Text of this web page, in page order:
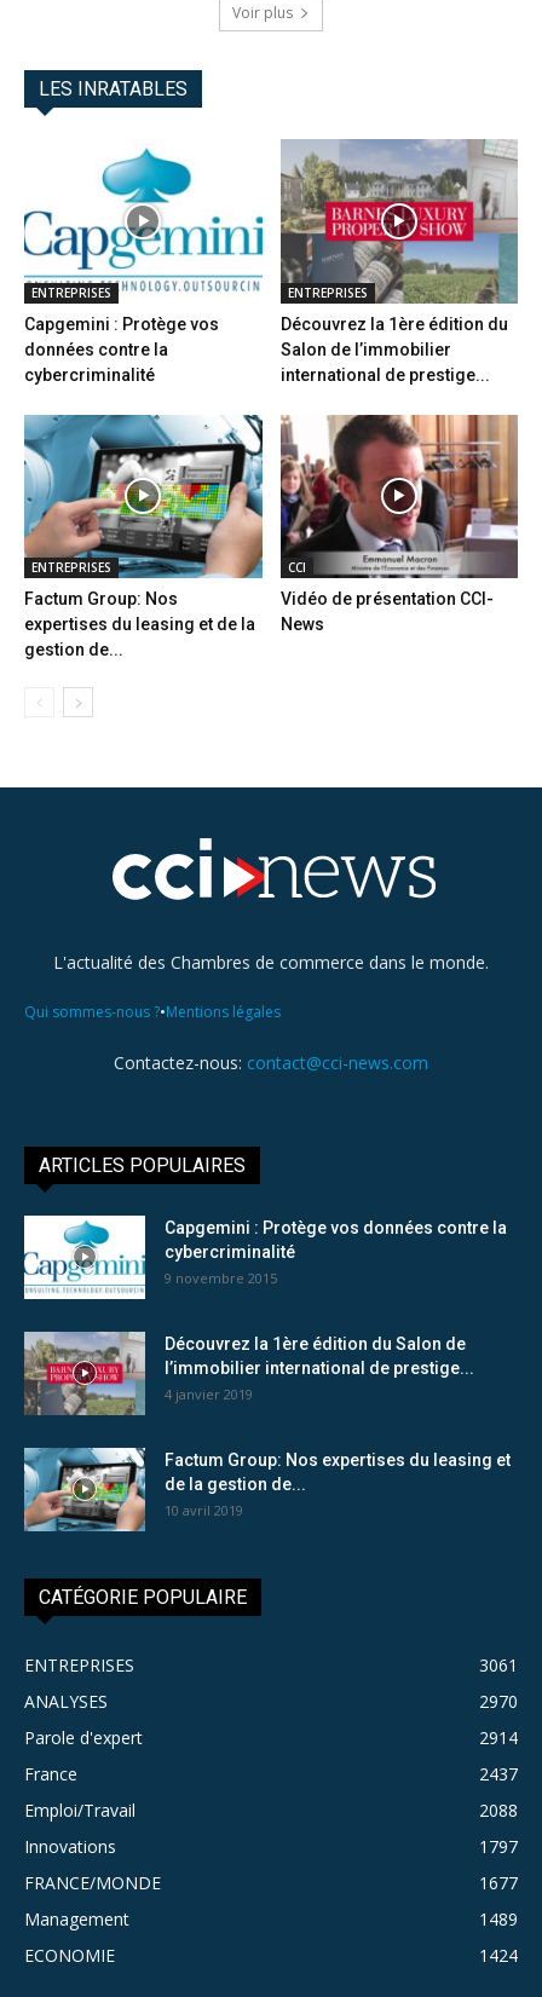
Voir plus
LES INRATABLES
ENTREPRISES
Capgemini : Protège vos
données contre la
cybercriminalité
ENTREPRISES
Découvrez la 1ère édition du
Salon de l’immobilier
international de prestige...
ENTREPRISES
Factum Group: Nos
expertises du leasing et de la
gestion de...
CCI
Vidéo de présentation CCI-
News
L'actualité des Chambres de commerce dans le monde.
Qui sommes-nous ?•Mentions légales
Contactez-nous: contact@cci-news.com
ARTICLES POPULAIRES
Capgemini : Protège vos données contre la
cybercriminalité
9 novembre 2015
Découvrez la 1ère édition du Salon de
l’immobilier international de prestige...
4 janvier 2019
Factum Group: Nos expertises du leasing et
de la gestion de...
10 avril 2019
CATÉGORIE POPULAIRE
ENTREPRISES
3061
ANALYSES
2970
Parole d'expert
2914
France
2437
Emploi/Travail
2088
Innovations
1797
FRANCE/MONDE
1677
Management
1489
ECONOMIE
1424